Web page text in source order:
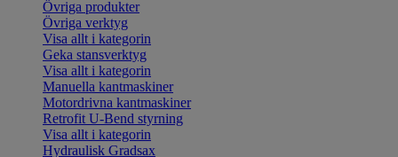
Övriga produkter
Övriga verktyg
Visa allt i kategorin
Geka stansverktyg
Visa allt i kategorin
Manuella kantmaskiner
Motordrivna kantmaskiner
Retrofit U-Bend styrning
Visa allt i kategorin
Hydraulisk Gradsax